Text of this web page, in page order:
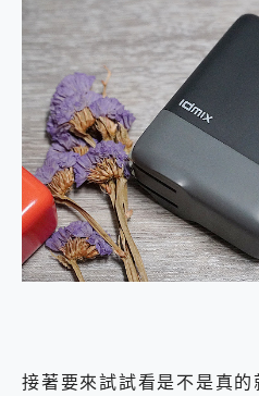
接著要來試試看是不是真